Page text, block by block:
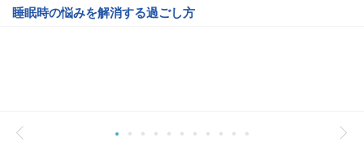
睡眠時の悩みを解消する過ごし方